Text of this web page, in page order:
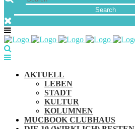
AKTUELL
LEBEN
STADT
KULTUR
KOLUMNEN
MUCBOOK CLUBHAUS